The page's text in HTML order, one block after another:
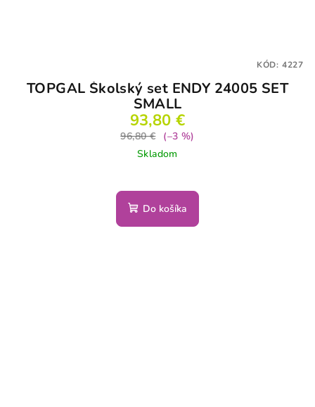
TOPGAL Školský set ENDY 24005 SET
SMALL
93,80 €
96,80 €
(–3 %)
Skladom
Do košíka
KÓD: 4227